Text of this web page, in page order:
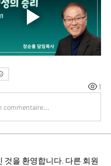
1
commentaire...
것을 환영합니다. 다른 회원